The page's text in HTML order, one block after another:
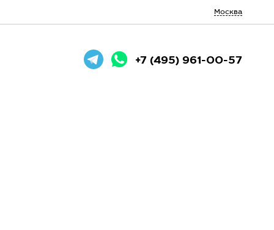
Москва
+7 (495) 961-00-57